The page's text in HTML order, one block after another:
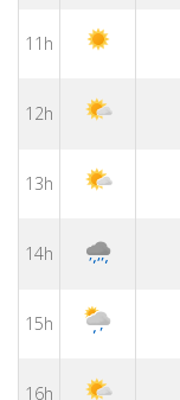
11h
12h
13h
14h
15h
16h